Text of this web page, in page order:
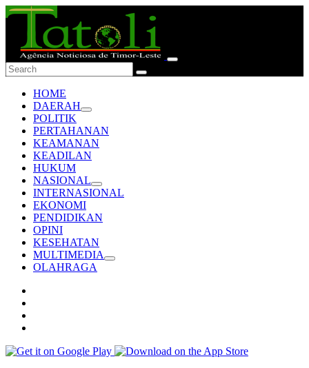
HOME
DAERAH
POLITIK
PERTAHANAN
KEAMANAN
KEADILAN
HUKUM
NASIONAL
INTERNASIONAL
EKONOMI
PENDIDIKAN
OPINI
KESEHATAN
MULTIMEDIA
OLAHRAGA